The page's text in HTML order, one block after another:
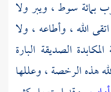
بمائة سوط ، ويبر ولا
الله ، وأطاعه ، ولا
الصديقة البارة
هذه الرخصة ، وعللها